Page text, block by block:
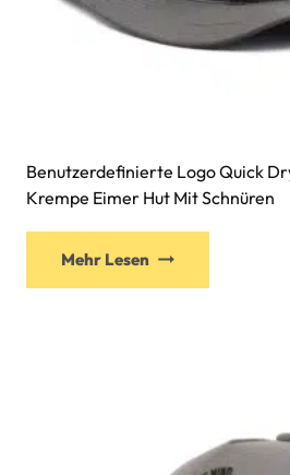
Benutzerdefinierte Logo Quick
Krempe Eimer Hut Mit Schnüren
Mehr Lesen